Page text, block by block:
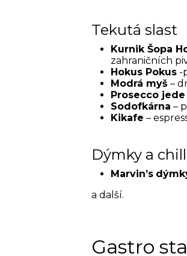
Tekutá slast
Kurnik Šopa
zahraničních
Hokus Pokus -
Modrá myš –
Prosecco jede
Sodofkárna –
Kikafe –
Dýmky a chill
Marvin’s
a další.
Gastro